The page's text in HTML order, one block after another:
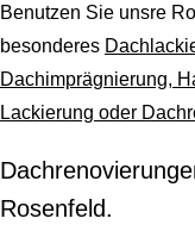
Benutzen Sie unsre
besonderes
Dachimprägnierung,
Lackierung oder
Rosenfeld.